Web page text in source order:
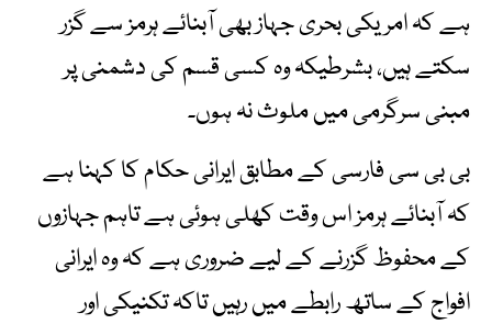
ہے کہ امریکی بحری جہاز بھی آبنائے ہرمز سے گزر
سکتے ہیں، بشرطیکہ وہ کسی قسم کی دشمنی پر
مبنی سرگرمی میں ملوث نہ ہوں۔
بی بی سی فارسی کے مطابق ایرانی حکام کا کہنا ہے
کہ آبنائے ہرمز اس وقت کھلی ہوئی ہے تاہم جہازوں
کے محفوظ گزرنے کے لیے ضروری ہے کہ وہ ایرانی
افواج کے ساتھ رابطے میں رہیں تاکہ تکنیکی اور